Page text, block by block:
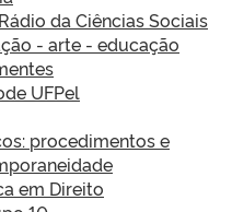
da Ciências Sociais
- arte - educação
UFPel
procedimentos e
em Direito